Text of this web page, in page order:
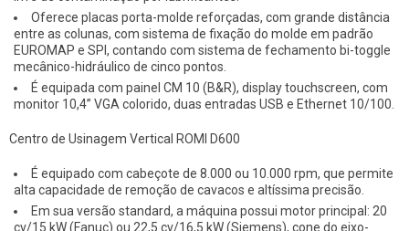
Oferece placas porta-molde reforçadas, com grande distância
entre as colunas, com sistema de fixação do molde em padrão
EUROMAP e SPI, contando com sistema de fechamento bi-toggle
mecânico-hidráulico de cinco pontos.
É equipada com painel CM 10 (B&R), display touchscreen, com
monitor 10,4” VGA colorido, duas entradas USB e Ethernet 10/100.
Centro de Usinagem Vertical ROMI D600
É equipado com cabeçote de 8.000 ou 10.000 rpm, que permite
alta capacidade de remoção de cavacos e altíssima precisão.
Em sua versão standard, a máquina possui motor principal: 20
cv/15 kW (Fanuc) ou 22,5 cv/16,5 kW (Siemens), cone do eixo-